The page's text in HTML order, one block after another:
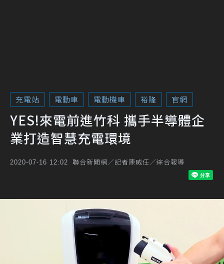
充電站 電動車 電動機車 裕隆 官網
YES!來電前進竹科 攜手半導體企
業打造智慧充電環境
2020-07-16 12:02 聯合新聞網／記者陳威任／綜合報導